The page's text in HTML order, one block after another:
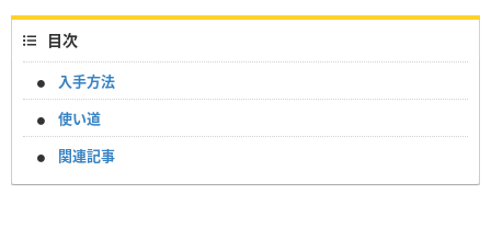
目次
入手方法
使い道
関連記事